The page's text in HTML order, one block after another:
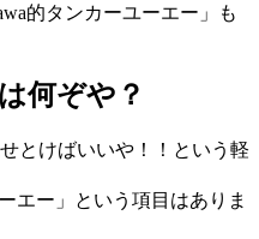
的タンカーユーエー」も
何ぞや？
とけばいいや！！という軽
エー」という項目はありま